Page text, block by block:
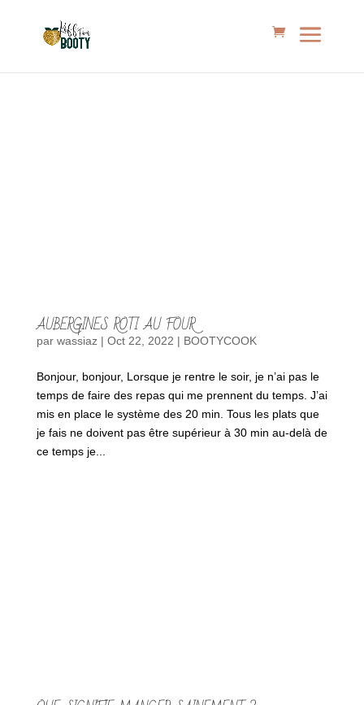
AUBERGINES ROTI AU FOUR
par wassiaz| Oct 22, 2022 | BOOTYCOOK
Bonjour, bonjour, Lorsque je rentre le soir, je n’ai pas le
temps de faire des repas qui me prennent du temps. J’ai
mis en place le système des 20 min. Tous les plats que
je fais ne doivent pas être supérieur à 30 min au-delà de
ce temps je...